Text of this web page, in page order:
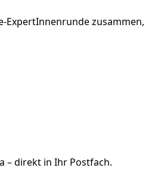
ExpertInnenrunde zusammen,
– direkt in Ihr Postfach.